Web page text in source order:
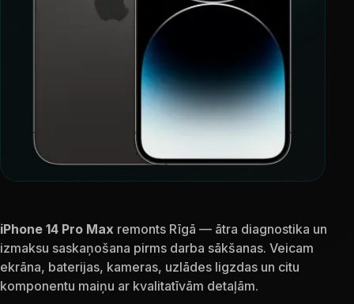
iPhone 14 Pro Max remonts Rīgā — ātra diagnostika un
izmaksu saskaņošana pirms darba sākšanas. Veicam
ekrāna, baterijas, kameras, uzlādes ligzdas un citu
komponentu maiņu ar kvalitatīvām detaļām.